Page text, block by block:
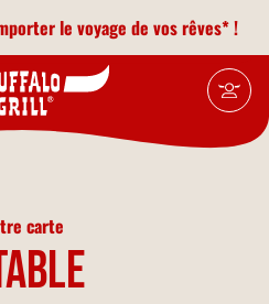
le voyage de vos rêves* !
carte